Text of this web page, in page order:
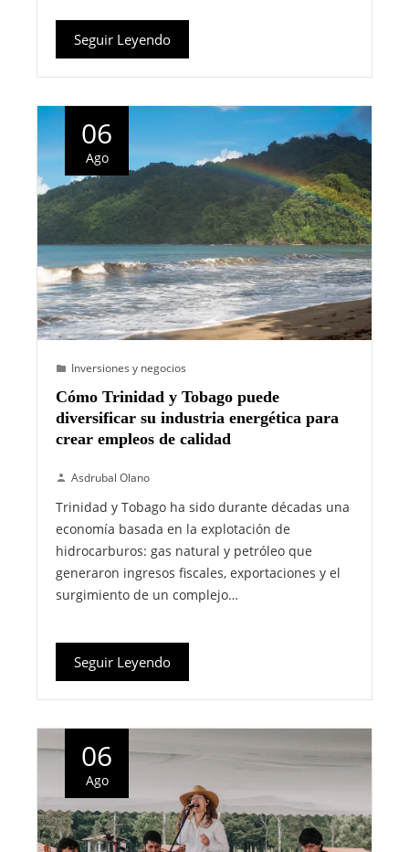
Seguir Leyendo
06
Ago
Inversiones y negocios
Cómo Trinidad y Tobago puede
diversificar su industria energética para
crear empleos de calidad
Asdrubal Olano
Trinidad y Tobago ha sido durante décadas una
economía basada en la explotación de
hidrocarburos: gas natural y petróleo que
generaron ingresos fiscales, exportaciones y el
surgimiento de un complejo…
Seguir Leyendo
06
Ago